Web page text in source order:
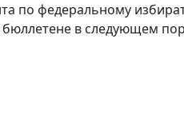
по федеральному
бюллетене в следующем